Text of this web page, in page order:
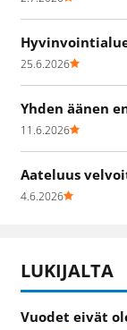
25.6.2026
Yhden äänen
11.6.2026
Aateluus
4.6.2026
LUKIJALTA
Vuodet eivät